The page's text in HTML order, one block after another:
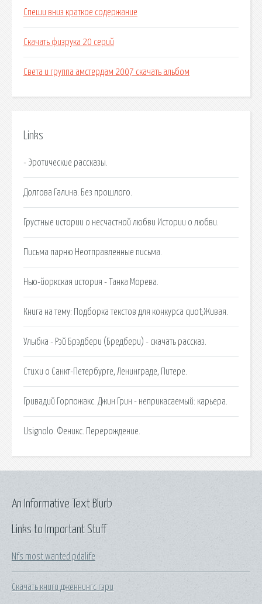
Спеши вниз краткое содержание
Скачать физрука 20 серий
Света и группа амстердам 2007 скачать альбом
Links
- Эротические рассказы.
Долгова Галина. Без прошлого.
Грустные истории о несчастной любви Истории о любви.
Письма парню Неотправленные письма.
Нью-йоркская история - Танка Морева.
Книга на тему: Подборка текстов для конкурса quot;Живая.
Улыбка - Рэй Брэдбери (Бредбери) - скачать рассказ.
Стихи о Санкт-Петербурге, Ленинграде, Питере.
Гривадий Горпожакс. Джин Грин - неприкасаемый: карьера.
Usignolo. Феникс. Перерождение.
Links to Important Stuff
Nfs most wanted pdalife
Скачать книги дженнингс гэри
An Informative Text Blurb